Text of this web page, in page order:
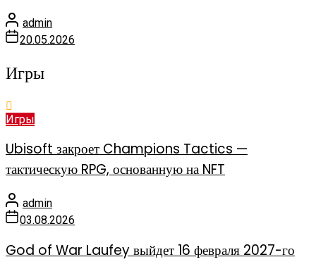
admin
20.05.2026
Игры
Игры
Ubisoft закроет Champions Tactics —
тактическую RPG, основанную на NFT
admin
03.08.2026
God of War Laufey выйдет 16 февраля 2027-го